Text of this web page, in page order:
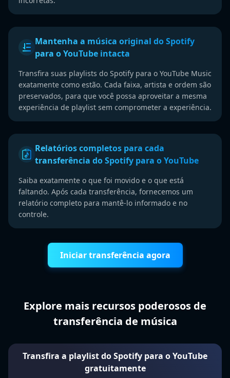
Mantenha a música original do Spotify
para o YouTube intacta
Transfira suas playlists do Spotify para o YouTube Music
exatamente como estão. Cada faixa, artista e ordem são
preservados, para que você possa aproveitar a mesma
experiência de playlist sem comprometer a experiência.
Relatórios completos para cada
transferência do Spotify para o YouTube
Saiba exatamente o que foi movido e o que está
faltando. Após cada transferência, fornecemos um
relatório completo para mantê-lo informado e no
controle.
Iniciar transferência agora
Explore mais recursos poderosos de
transferência de música
Transfira a playlist do Spotify para o YouTube
gratuitamente